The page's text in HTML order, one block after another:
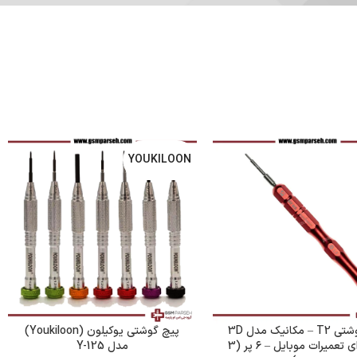
پیچ گوشتی T2 – مکانیک مدل 3D
MX برای تعمیرات موبایل – ۶ پر (3
YOUKILOON
پیچ گوشتی یوکیلون (Youkiloon)
مدل Y-125